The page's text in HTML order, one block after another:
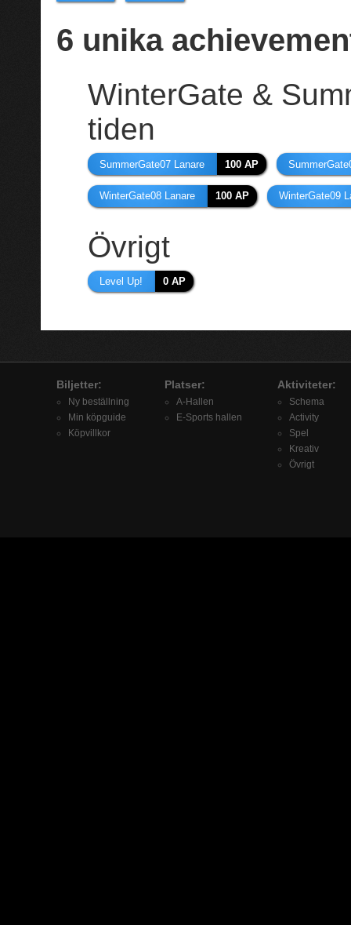
6 unika
WinterGate &
tiden
SummerGate07 Lanare 100 AP
WinterGate08 Lanare 100 AP WinterGate09
Övrigt
Level Up! 0 AP
Biljetter:
Ny beställning
Min köpguide
Köpvillkor
Platser:
A-Hallen
E-Sports hallen
Aktiviteter:
Schema
Activity
Spel
Kreativ
Övrigt